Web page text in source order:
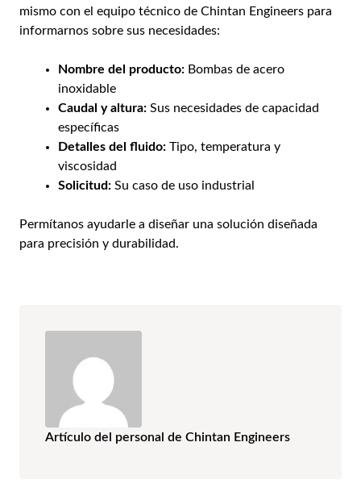
mismo con el equipo técnico de Chintan Engineers para
informarnos sobre sus necesidades:
Nombre del producto: Bombas de acero
inoxidable
Caudal y altura: Sus necesidades de capacidad
específicas
Detalles del fluido: Tipo, temperatura y
viscosidad
Solicitud: Su caso de uso industrial
Permítanos ayudarle a diseñar una solución diseñada
para precisión y durabilidad.
Artículo del personal de Chintan Engineers